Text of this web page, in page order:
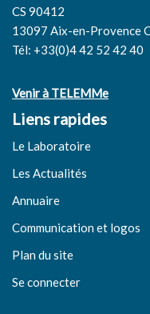
CS 90412
13097 Aix-en-Provence
Tél: +33(0)4 42 52 42 40
Venir à TELEMMe
Liens rapides
Le Laboratoire
Les Actualités
Annuaire
Communication et logos
Plan du site
Se connecter